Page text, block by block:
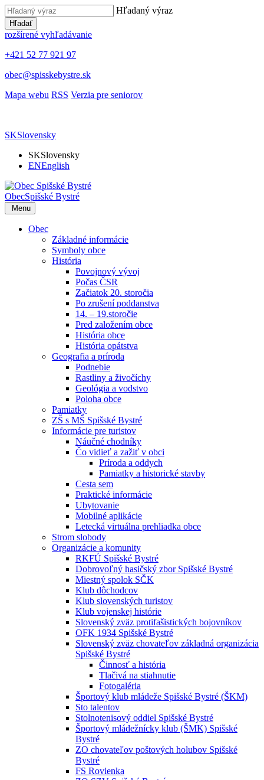
Hľadaný výraz
Hľadať
rozšírené vyhľadávanie
+421 52 77 921 97
obec@spisskebystre.sk
Mapa webu RSS Verzia pre seniorov
SKSlovensky
SKSlovensky
ENEnglish
ObecSpišské Bystré
Menu
Obec
Základné informácie
Symboly obce
História
Povojnový vývoj
Počas ČSR
Začiatok 20. storočia
Po zrušení poddanstva
14. – 19.storočie
Pred založením obce
História obce
História opátstva
Geografia a príroda
Podnebie
Rastliny a živočíchy
Geológia a vodstvo
Poloha obce
Pamiatky
ZŠ s MŠ Spišské Bystré
Informácie pre turistov
Náučné chodníky
Čo vidieť a zažiť v obci
Príroda a oddych
Pamiatky a historické stavby
Cesta sem
Praktické informácie
Ubytovanie
Mobilné aplikácie
Letecká virtuálna prehliadka obce
Strom slobody
Organizácie a komunity
RKFÚ Spišské Bystré
Dobrovoľný hasičský zbor Spišské Bystré
Miestný spolok SČK
Klub dôchodcov
Klub slovenských turistov
Klub vojenskej histórie
Slovenský zväz protifašistických bojovníkov
OFK 1934 Spišské Bystré
Slovenský zväz chovateľov základná organizácia
Spišské Bystré
Činnosť a história
Tlačivá na stiahnutie
Fotogaléria
Športový klub mládeže Spišské Bystré (ŠKM)
Sto talentov
Stolnotenisový oddiel Spišské Bystré
Športový mládežnícky klub (ŠMK) Spišské
Bystré
ZO chovateľov poštových holubov Spišské
Bystré
FS Rovienka